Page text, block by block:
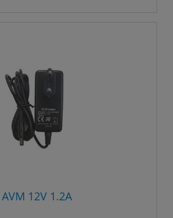
AVM 12V 1.2A